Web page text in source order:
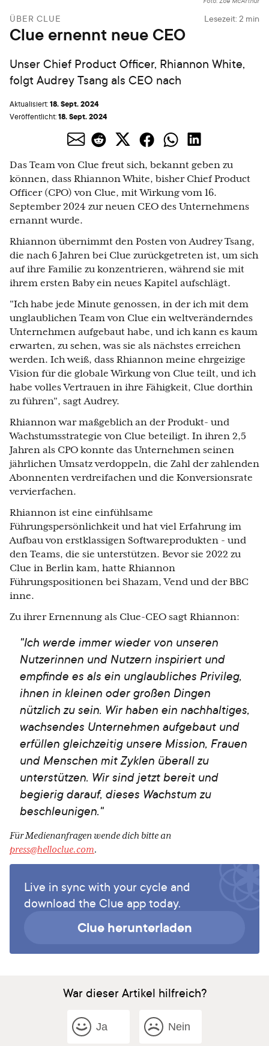
ÜBER CLUE Lesezeit: 2 min
Clue ernennt neue CEO
Unser Chief Product Officer, Rhiannon White,
folgt Audrey Tsang als CEO nach
Aktualisiert:18. Sept. 2024
Veröffentlicht:18. Sept. 2024
Das Team von Clue freut sich, bekannt geben zu
können, dass Rhiannon White, bisher Chief Product
Officer (CPO) von Clue, mit Wirkung vom 16.
September 2024 zur neuen CEO des Unternehmens
ernannt wurde.
Rhiannon übernimmt den Posten von Audrey Tsang,
die nach 6 Jahren bei Clue zurückgetreten ist, um sich
auf ihre Familie zu konzentrieren, während sie mit
ihrem ersten Baby ein neues Kapitel aufschlägt.
"Ich habe jede Minute genossen, in der ich mit dem
unglaublichen Team von Clue ein weltveränderndes
Unternehmen aufgebaut habe, und ich kann es kaum
erwarten, zu sehen, was sie als nächstes erreichen
werden. Ich weiß, dass Rhiannon meine ehrgeizige
Vision für die globale Wirkung von Clue teilt, und ich
habe volles Vertrauen in ihre Fähigkeit, Clue dorthin
zu führen", sagt Audrey.
Rhiannon war maßgeblich an der Produkt- und
Wachstumsstrategie von Clue beteiligt. In ihren 2,5
Jahren als CPO konnte das Unternehmen seinen
jährlichen Umsatz verdoppeln, die Zahl der zahlenden
Abonnenten verdreifachen und die Konversionsrate
vervierfachen.
Rhiannon ist eine einfühlsame
Führungspersönlichkeit und hat viel Erfahrung im
Aufbau von erstklassigen Softwareprodukten - und
den Teams, die sie unterstützen. Bevor sie 2022 zu
Clue in Berlin kam, hatte Rhiannon
Führungspositionen bei Shazam, Vend und der BBC
inne.
Zu ihrer Ernennung als Clue-CEO sagt Rhiannon:
"Ich werde immer wieder von unseren
Nutzerinnen und Nutzern inspiriert und
empfinde es als ein unglaubliches Privileg,
ihnen in kleinen oder großen Dingen
nützlich zu sein. Wir haben ein nachhaltiges,
wachsendes Unternehmen aufgebaut und
erfüllen gleichzeitig unsere Mission, Frauen
und Menschen mit Zyklen überall zu
unterstützen. Wir sind jetzt bereit und
begierig darauf, dieses Wachstum zu
beschleunigen."
Für Medienanfragen wende dich bitte an
press@helloclue.com.
Live in sync with your cycle and
download the Clue app today.
Clue herunterladen
War dieser Artikel hilfreich?
Ja Nein